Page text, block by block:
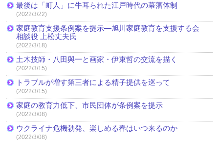
最後は「町人」に牛耳られた江戸時代の幕藩体制
(2022/3/22)
家庭教育支援条例案を提示―旭川家庭教育を支援する会
相談役 上松丈夫氏
(2022/3/18)
土木技師・八田與一と画家・伊東哲の交流を描く
(2022/3/15)
トラブルが増す第三者による精子提供を巡って
(2022/3/15)
家庭の教育力低下、市民団体が条例案を提示
(2022/3/08)
ウクライナ危機勃発、楽しめる春はいつ来るのか
(2022/3/08)